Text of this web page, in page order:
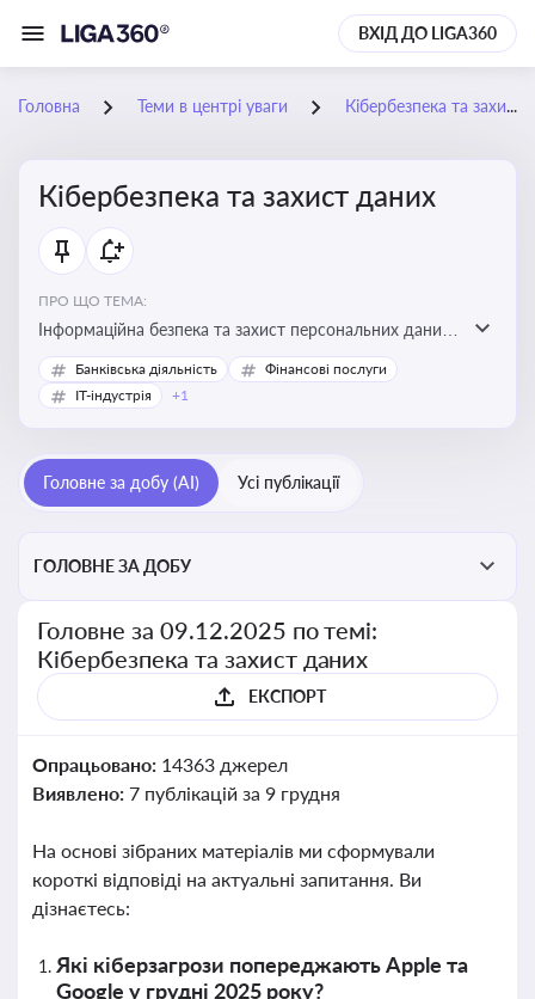
ВХІД ДО LIGA360
Головна Теми в центрі уваги Кібербезпека та захист даних
Кібербезпека та захист даних
ПРО ЩО ТЕМА:
Інформаційна безпека та захист персональних даних
на підприємстві
Банківська діяльність
Фінансові послуги
IT-індустрія
+1
Головне за добу (AI) Усі публікації
ГОЛОВНЕ ЗА ДОБУ
Головне за 09.12.2025 по темі:
Кібербезпека та захист даних
ЕКСПОРТ
Опрацьовано: 14363 джерел
Виявлено: 7 публікацій за 9 грудня
На основі зібраних матеріалів ми сформували
короткі відповіді на актуальні запитання. Ви
дізнаєтесь:
Які кіберзагрози попереджають Apple та
Google у грудні 2025 року?